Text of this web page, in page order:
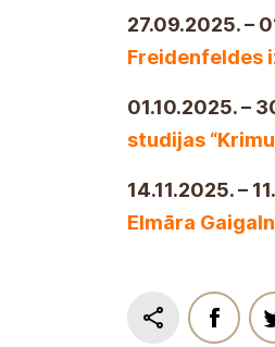
27.09.2025. –
Freidenfeldes
01.10.2025. –
studijas
14.11.2025. –
Elmāra